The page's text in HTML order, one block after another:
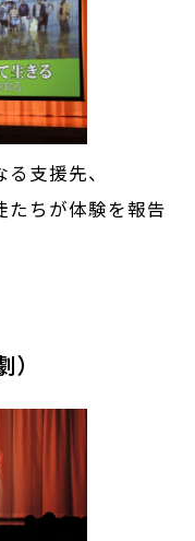
支援先、
たちが体験を報告